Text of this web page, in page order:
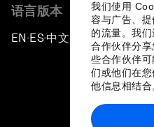
我们使用
容与广告、
的流量。我
合作伙伴分
些合作伙伴
们或他们在
他信息相结合
语言版本
EN ▪ES▪中文▪ 日本語